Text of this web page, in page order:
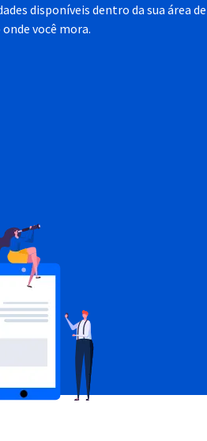
disponíveis dentro da sua área de
você mora.